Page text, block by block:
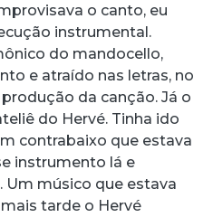
o canto, eu
instrumental.
do mandocello,
e atraído nas letras, no
da canção. Já o
do Hervé. Tinha ido
contrabaixo que estava
instrumento lá e
Um músico que estava
tarde o Hervé